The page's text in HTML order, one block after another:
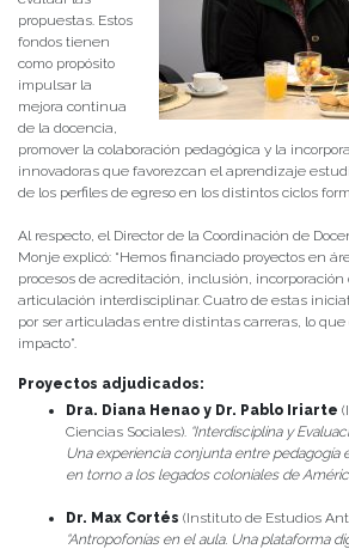
propuestas. Estos
fondos tienen
como propósito
impulsar la
mejora continua
de la docencia,
promover la colaboración pedagógica y la
innovadoras que favorezcan el aprendizaje
de los perfiles de egreso en los distintos ciclos
Al respecto, el Director de la Coordinación de
Monje explicó: “Hemos financiado proyectos en
procesos de acreditación, inclusión,
articulación interdisciplinar. Cuatro de estas
por ser articuladas entre distintas carreras, lo
impacto”.
Proyectos adjudicados:
Dra. Diana Henao y Dr. Pablo Iriarte
Ciencias Sociales). “Interdisciplina y
Una experiencia conjunta entre pedagogía
en torno a los legados coloniales de
Dr. Max Cortés (Instituto de Estudios
“Antropofonías en el aula. Una plataforma